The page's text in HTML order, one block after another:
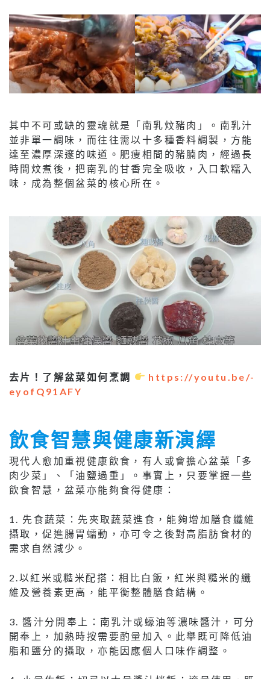
其中不可或缺的靈魂就是「南乳炆豬肉」。南乳汁
並非單一調味，而往往需以十多種香料調製，方能
達至濃厚深邃的味道。肥瘦相間的豬腩肉，經過長
時間炆煮後，把南乳的甘香完全吸收，入口軟糯入
味，成為整個盆菜的核心所在。
去片！了解盆菜如何烹調
https://youtu.be/-
eyofQ91AFY
飲食智慧與健康新演繹
現代人愈加重視健康飲食，有人或會擔心盆菜「多
肉少菜」、「油鹽過重」。事實上，只要掌握一些
飲食智慧，盆菜亦能夠食得健康：
1. 先食蔬菜：先夾取蔬菜進食，能夠增加膳食纖維
攝取，促進腸胃蠕動，亦可令之後對高脂肪食材的
需求自然減少。
2.以紅米或糙米配搭：相比白飯，紅米與糙米的纖
維及營養素更高，能平衡整體膳食結構。
3. 醬汁分開奉上：南乳汁或蠔油等濃味醬汁，可分
開奉上，加熱時按需要酌量加入。此舉既可降低油
脂和鹽分的攝取，亦能因應個人口味作調整。